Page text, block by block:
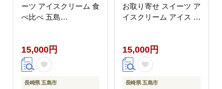
ーツ アイスクリーム 食
べ比べ 五島
15,000円
長崎県 五島市
お取り寄せ スイーツ ア
イスクリーム アイス お
15,000円
長崎県 五島市